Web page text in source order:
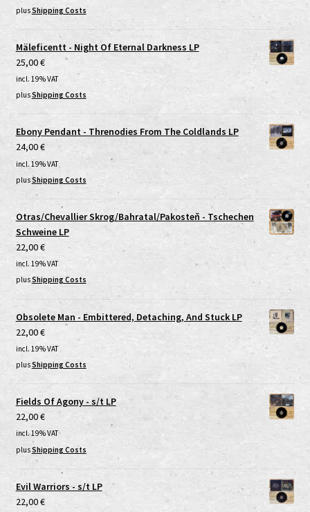
plusShipping Costs
Mäleficentt - Night Of Eternal Darkness LP
25,00€
incl. 19% VAT
plusShipping Costs
Ebony Pendant - Threnodies From The Coldlands LP
24,00€
incl. 19% VAT
plusShipping Costs
Otras/Chevallier Skrog/Bahratal/Pakosteň - Tschechen
Schweine LP
22,00€
incl. 19% VAT
plusShipping Costs
Obsolete Man - Embittered, Detaching, And Stuck LP
22,00€
incl. 19% VAT
plusShipping Costs
Fields Of Agony - s/t LP
22,00€
incl. 19% VAT
plusShipping Costs
Evil Warriors - s/t LP
22,00€